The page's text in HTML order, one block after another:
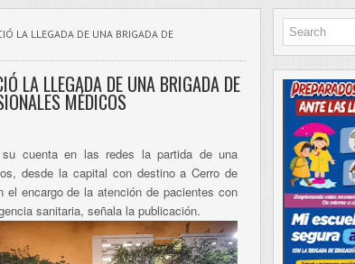
LA LLEGADA DE UNA BRIGADA DE
LA LLEGADA DE UNA BRIGADA DE
MÉDICOS
cuenta en las redes la partida de una
desde la capital con destino a Cerro de
el encargo de la atención de pacientes con
sanitaria, señala la publicación.